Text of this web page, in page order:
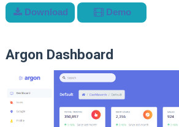
Download Demo
Argon Dashboard